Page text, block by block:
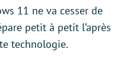
11 ne va cesser de
petit à petit l’après
technologie.